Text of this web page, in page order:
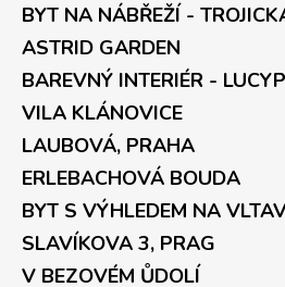
BYT NA NÁBŘEŽÍ -
ASTRID GARDEN
BAREVNÝ INTERIÉR -
VILA KLÁNOVICE
LAUBOVÁ, PRAHA
ERLEBACHOVÁ BOUDA
BYT S VÝHLEDEM NA
SLAVÍKOVA 3, PRAG
V BEZOVÉM ŮDOLÍ